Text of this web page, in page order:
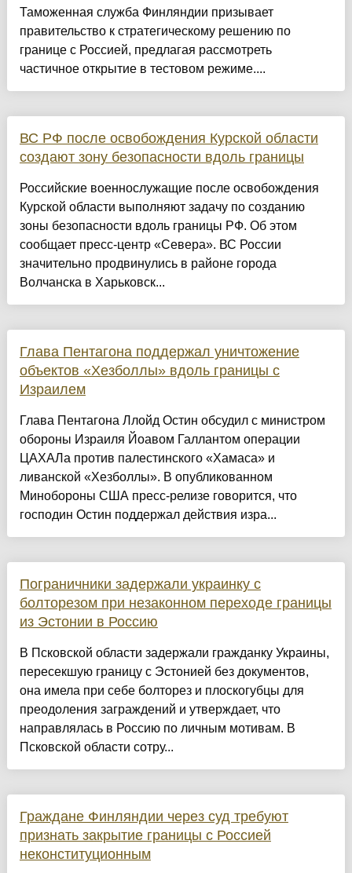
Таможенная служба Финляндии призывает
правительство к стратегическому решению по
границе с Россией, предлагая рассмотреть
частичное открытие в тестовом режиме....
ВС РФ после освобождения Курской области
создают зону безопасности вдоль границы
Российские военнослужащие после освобождения
Курской области выполняют задачу по созданию
зоны безопасности вдоль границы РФ. Об этом
сообщает пресс-центр «Севера». ВС России
значительно продвинулись в районе города
Волчанска в Харьковск...
Глава Пентагона поддержал уничтожение
объектов «Хезболлы» вдоль границы с
Израилем
Глава Пентагона Ллойд Остин обсудил с министром
обороны Израиля Йоавом Галлантом операции
ЦАХАЛа против палестинского «Хамаса» и
ливанской «Хезболлы». В опубликованном
Минобороны США пресс-релизе говорится, что
господин Остин поддержал действия изра...
Пограничники задержали украинку с
болторезом при незаконном переходе границы
из Эстонии в Россию
В Псковской области задержали гражданку Украины,
пересекшую границу с Эстонией без документов,
она имела при себе болторез и плоскогубцы для
преодоления заграждений и утверждает, что
направлялась в Россию по личным мотивам. В
Псковской области сотру...
Граждане Финляндии через суд требуют
признать закрытие границы с Россией
неконституционным